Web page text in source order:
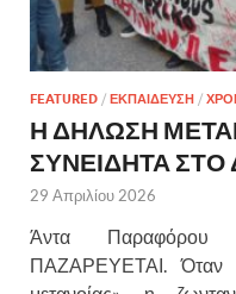
FEATURED / ΕΚΠΑΙΔΕΥΣΗ /
Η ΔΗΛΩΣΗ
ΣΥΝΕΙΔΗΤΑ
29 Απριλίου 2026
Άντα
ΠΑΖΑΡΕΥΕΤΑΙ. Όταν